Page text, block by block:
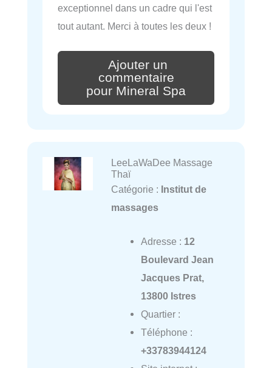
exceptionnel dans un cadre qui l'est
tout autant. Merci à toutes les deux !
Ajouter un
commentaire
pour Mineral Spa
LeeLaWaDee Massage
Thaï
Catégorie : Institut de
massages
Adresse : 12
Boulevard Jean
Jacques Prat,
13800 Istres
Quartier :
Téléphone :
+33783944124